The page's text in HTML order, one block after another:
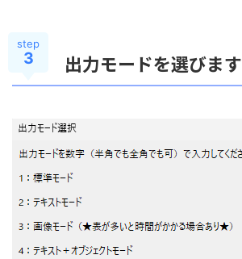
step
3 出力モードを選びます